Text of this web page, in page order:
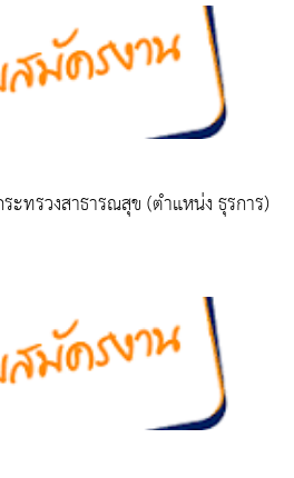
ทรวงสาธารณสุข (ตำแหน่ง ธุรการ)